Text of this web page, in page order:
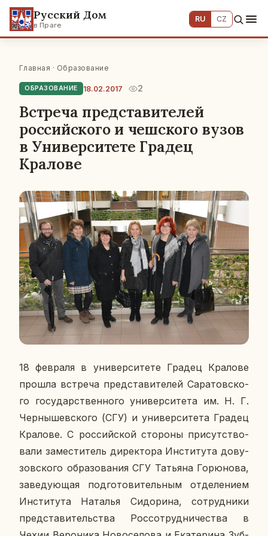
Русский Дом
в Праге
RU CZ
Главная · Образование
ОБРАЗОВАНИЕ 18.02.2017 2
Встреча представителей
российского и чешского вузов
в Университете Градец
Кралове
18 фев­ра­ля в уни­вер­си­те­те Градец Кра­ло­ве
прошла встре­ча пред­ста­ви­те­лей Са­ра­тов­ско­
го го­су­дар­ствен­но­го уни­вер­си­те­та им. Н. Г.
Чер­ны­шев­ско­го (СГУ) и уни­вер­си­те­та Градец
Кра­ло­ве. С рос­сий­ской сто­ро­ны при­сут­ство­
ва­ли за­ме­сти­тель ди­рек­то­ра Ин­сти­ту­та до­ву­
зов­ско­го об­ра­зо­ва­ния СГУ Та­тья­на Го­рю­но­ва,
за­ве­ду­ю­щая под­го­то­ви­тель­ным от­де­ле­ни­ем
Ин­сти­ту­та На­та­лья Си­до­ри­на, со­труд­ни­ки
пред­ста­ви­тель­ства Рос­со­труд­ни­че­ства в